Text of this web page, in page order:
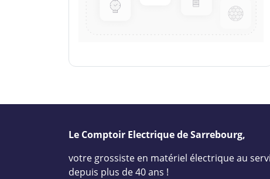
Le Comptoir Electrique de Sarrebourg,
votre grossiste en matériel électrique au
depuis plus de 40 ans !